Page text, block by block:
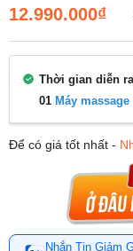
12.990.000₫
Thời gian diễn ra
01 Máy massage
Để có giá tốt nhất -
Nhắn Tin Giảm